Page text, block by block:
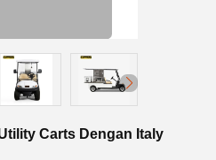
Carts Dengan Italy